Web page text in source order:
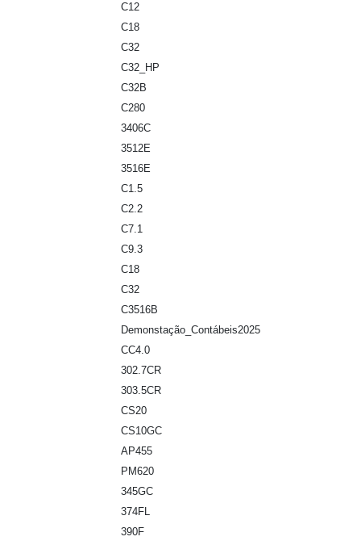
C12
C18
C32
C32_HP
C32B
C280
3406C
3512E
3516E
C1.5
C2.2
C7.1
C9.3
C18
C32
C3516B
Demonstação_Contábeis2025
CC4.0
302.7CR
303.5CR
CS20
CS10GC
AP455
PM620
345GC
374FL
390F